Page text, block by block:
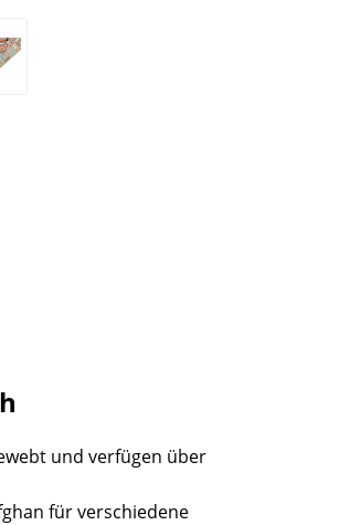
und verfügen über
für verschiedene